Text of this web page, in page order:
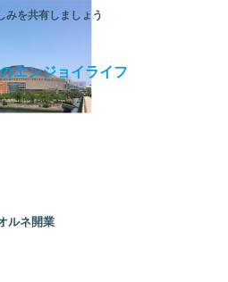
みを共有しましょう
エンジョイライフ
ルネ開業